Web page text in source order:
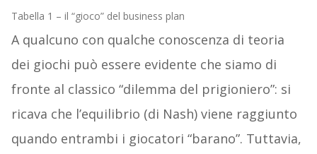
Tabella 1 – il “gioco” del business plan
A qualcuno con qualche conoscenza di teoria
dei giochi può essere evidente che siamo di
fronte al classico “dilemma del prigioniero”: si
ricava che l’equilibrio (di Nash) viene raggiunto
quando entrambi i giocatori “barano”. Tuttavia,